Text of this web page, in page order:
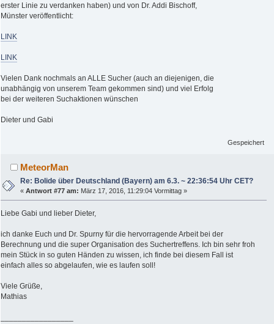
erster Linie zu verdanken haben) und von Dr. Addi Bischoff,
Münster veröffentlicht:
LINK
LINK
Vielen Dank nochmals an ALLE Sucher (auch an diejenigen, die
unabhängig von unserem Team gekommen sind) und viel Erfolg
bei der weiteren Suchaktionen wünschen
Dieter und Gabi
Gespeichert
MeteorMan
Re: Bolide über Deutschland (Bayern) am 6.3. ~ 22:36:54 Uhr CET?
«Antwort #77 am: März 17, 2016, 11:29:04 Vormittag »
Liebe Gabi und lieber Dieter,
ich danke Euch und Dr. Spurny für die hervorragende Arbeit bei der
Berechnung und die super Organisation des Suchertreffens. Ich bin sehr froh
mein Stück in so guten Händen zu wissen, ich finde bei diesem Fall ist
einfach alles so abgelaufen, wie es laufen soll!
Viele Grüße,
Mathias